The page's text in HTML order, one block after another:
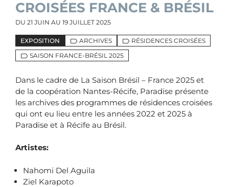
CROISÉES FRANCE & BRÉSIL
DU 21 JUIN AU 19 JUILLET 2025
EXPOSITION ARCHIVES
RÉSIDENCES CROISÉES
SAISON FRANCE-BRÉSIL 2025
Dans le cadre de La Saison Brésil – France 2025 et
de la coopération Nantes-Récife, Paradise présente
les archives des programmes de résidences croisées
qui ont eu lieu entre les années 2022 et 2025 à
Paradise et à Récife au Brésil.
Artistes:
Nahomi Del Aguila
Ziel Karapoto